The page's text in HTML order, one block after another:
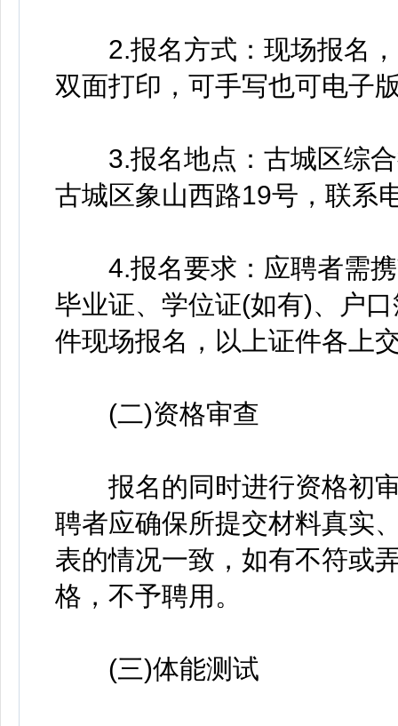
2.报名方式：现场报名，
双面打印，可手写也可电子
3.报名地点：古城区综合
古城区象山西路19号，联系
4.报名要求：应聘者需携
毕业证、学位证(如有)、户
件现场报名，以上证件各上
(二)资格审查
报名的同时进行资格初审
聘者应确保所提交材料真实
表的情况一致，如有不符或
格，不予聘用。
(三)体能测试